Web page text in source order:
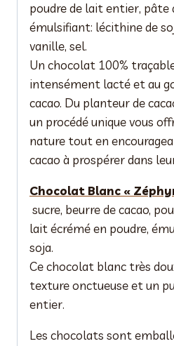
poudre de lait entier, pâte
émulsifiant: lécithine de
vanille, sel.
Un chocolat 100%
intensément lacté et au
cacao. Du planteur de
un procédé unique vous
nature tout en
cacao à prospérer dans
Chocolat Blanc «
sucre, beurre de cacao,
lait écrémé en poudre,
soja.
Ce chocolat blanc très
texture onctueuse et un
entier.
Les chocolats sont